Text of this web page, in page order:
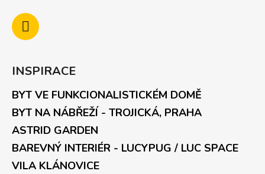
INSPIRACE
BYT VE FUNKCIONALISTICKÉM DOMĚ
BYT NA NÁBŘEŽÍ - TROJICKÁ, PRAHA
ASTRID GARDEN
BAREVNÝ INTERIÉR - LUCYPUG / LUC SPACE
VILA KLÁNOVICE